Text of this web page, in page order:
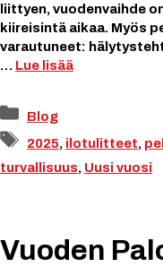
liittyen, vuodenvaihde
kiireisintä aikaa. Myös
varautuneet:
… Lue lisää
Kategoriat
Blog
Avainsanat
2025, ilotulitteet,
turvallisuus, Uusi vuosi
Vuoden